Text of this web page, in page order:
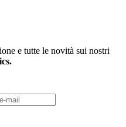
e tutte le novità sui nostri